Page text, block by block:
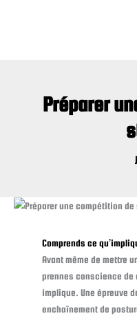
Préparer
Comprends ce
Avant même de mettre
prennes conscience de
implique. Une épreuve
enchaînement de